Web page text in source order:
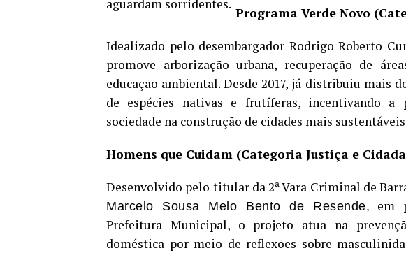
Programa Verde Novo
Idealizado pelo desembargador Rodrigo Roberto
promove arborização urbana, recuperação de
educação ambiental. Desde 2017, já distribuiu mais
de espécies nativas e frutíferas, incentivando a
sociedade na construção de cidades mais
Homens que Cuidam (Categoria Justiça e
Desenvolvido pelo titular da 2ª Vara Criminal de
Marcelo Sousa Melo Bento de Resende,
em
Prefeitura Municipal, o projeto atua na
doméstica por meio de reflexões sobre